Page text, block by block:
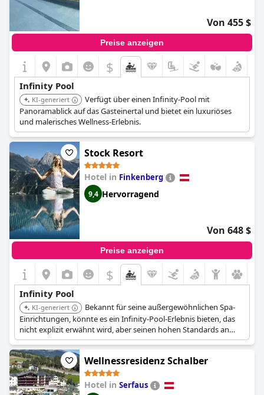
Von 455 $
Preise anzeigen
$
Infinity Pool
KI-generiert
Verfügt über einen Infinity-Pool mit
Panoramablick auf das Gasteinertal und bietet ein luxuriöses
und malerisches Wellness-Erlebnis.
Stock Resort
Hotel in Finkenberg
9,4 Hervorragend
Von 648 $
Preise anzeigen
$
Infinity Pool
KI-generiert
Bekannt für seine außergewöhnlichen Spa-
Einrichtungen, könnte es ein Infinity-Pool-Erlebnis bieten, das
nicht explizit erwähnt wird, aber seinen hohen Standards an
Luxus und Entspannung entspricht.
Wellnessresidenz Schalber
Hotel in Serfaus